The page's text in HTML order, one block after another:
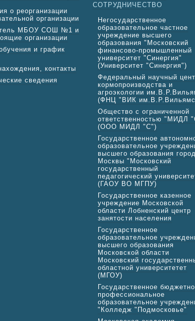
о реорганизации
организации
МБОУ СОШ №1 и
организации
и график
контакты
сведения
СОТРУДНИЧЕСТВО
Негосударственное
образовательное частное
учреждение высшего
образования "Московский
финансово-промышленный
университет "Синергия"
(Университет "Синергия")
Федеральный научный
кормопроизводства и
агроэкологии
(ФНЦ "ВИК
Общество с ограниченной
ответственностью "МИДЛ
(ООО МИДЛ "С")
Государственное
образовательное
высшего образования
Москвы "Московский
государственный
педагогический
(ГАОУ ВО МГПУ)
Государственное казенное
учреждение Московской
области Лобненский центр
занятости населения
Государственное
образовательное
высшего образования
Московской области
Московский
областной университетет
(МГОУ)
Государственное
профессиональное
образовательное
"Колледж "Подмосковье"